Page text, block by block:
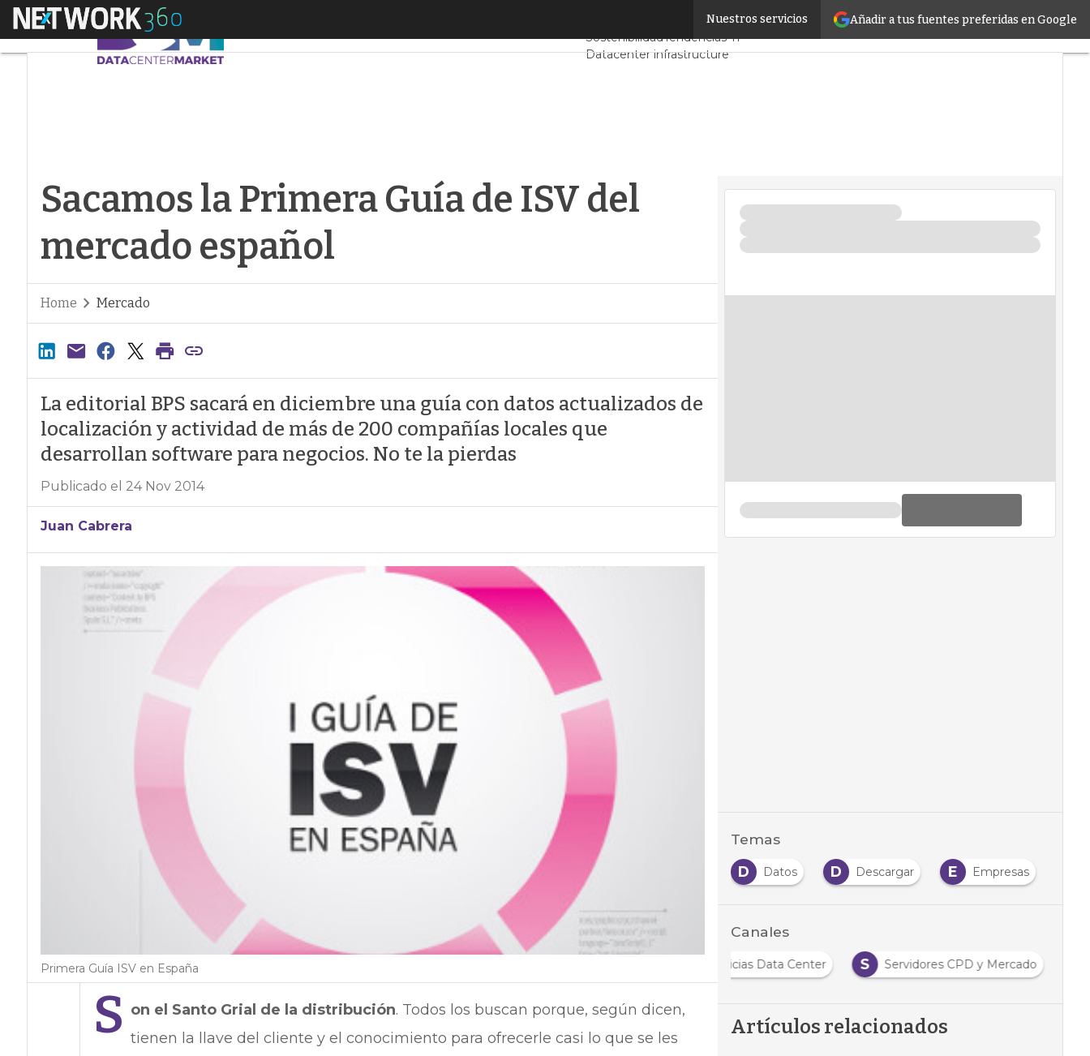
Añadir a tus fuentes preferidas en Google
Nuestros servicios
Menú Servidores CPD y MercadoProyectos
SostenibilidadTendencias TI
Datacenter infrastructure
Sacamos la Primera Guía de ISV del
mercado español
Home Mercado
La editorial BPS sacará en diciembre una guía con datos actualizados de
localización y actividad de más de 200 compañías locales que
desarrollan software para negocios. No te la pierdas
Publicado el 24 Nov 2014
Juan Cabrera
Primera Guía ISV en España
S on el Santo Grial de la distribución. Todos los buscan porque, según dicen,
tienen la llave del cliente y el conocimiento para ofrecerle casi lo que se les
Temas
D Datos D Descargar E Empresas
Canales
Noticias Data Center S Servidores CPD y Mercado
Artículos relacionados